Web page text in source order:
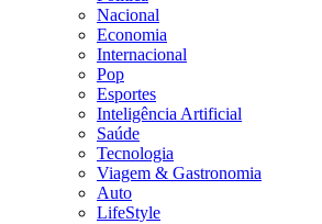
Nacional
Economia
Internacional
Pop
Esportes
Inteligência Artificial
Saúde
Tecnologia
Viagem & Gastronomia
Auto
LifeStyle